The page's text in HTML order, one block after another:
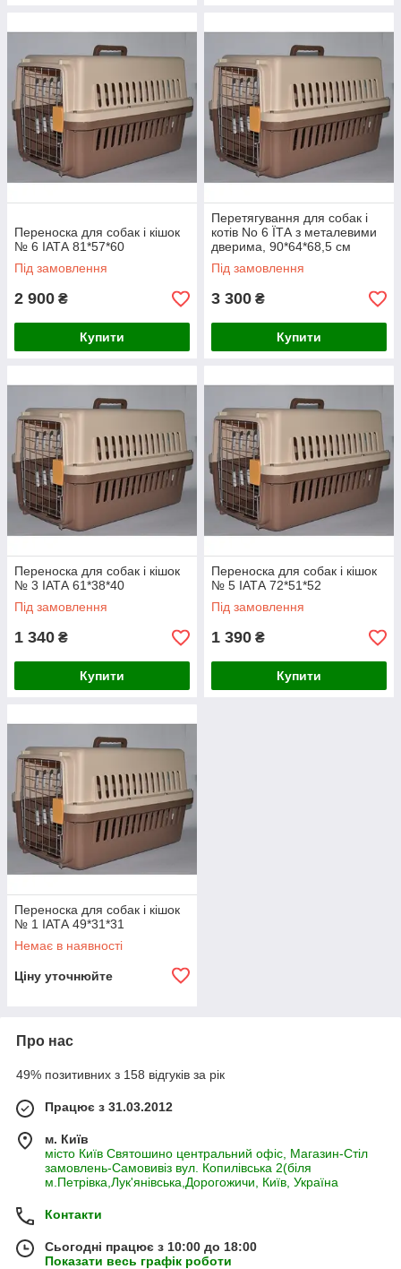
Переноска для собак і кішок
№ 6 ІАТА 81*57*60
Під замовлення
2 900 ₴
Купити
Перетягування для собак і
котів No 6 ЇТА з металевими
дверима, 90*64*68,5 см
Під замовлення
3 300 ₴
Купити
Переноска для собак і кішок
№ 3 ІАТА 61*38*40
Під замовлення
1 340 ₴
Купити
Переноска для собак і кішок
№ 5 ІАТА 72*51*52
Під замовлення
1 390 ₴
Купити
Переноска для собак і кішок
№ 1 ІАТА 49*31*31
Немає в наявності
Ціну уточнюйте
Про нас
49% позитивних з 158 відгуків за рік
Працює з 31.03.2012
м. Київ
місто Київ Святошино центральний офіс, Магазин-Стіл
замовлень-Самовивіз вул. Копилівська 2(біля
м.Петрівка,Лук'янівська,Дорогожичи, Київ, Україна
Контакти
Сьогодні працює з 10:00 до 18:00
Показати весь графік роботи